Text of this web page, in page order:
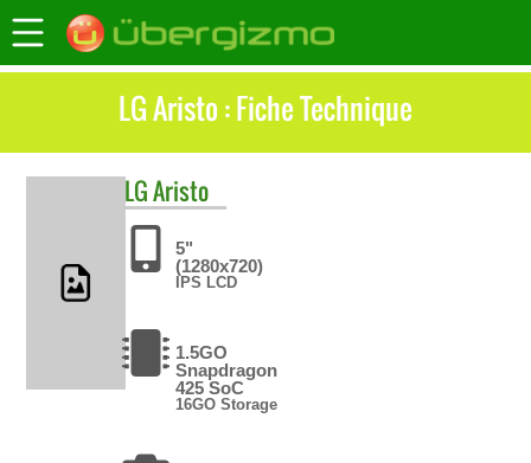
LG Aristo : Fiche Technique
LGAristo
5"
(1280x720)
IPS LCD
1.5GO
Snapdragon
425 SoC
16GO Storage